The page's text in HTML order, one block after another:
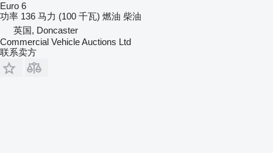
Euro 6
功率 136 马力 (100 千瓦) 燃油 柴油
英国, Doncaster
Commercial Vehicle Auctions Ltd
联系卖方